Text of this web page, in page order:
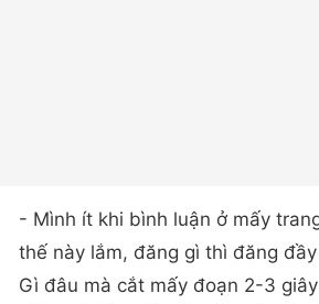
- Mình ít khi bình luận ở mấy
thế này lắm, đăng gì thì đăng
Gì đâu mà cắt mấy đoạn 2-3